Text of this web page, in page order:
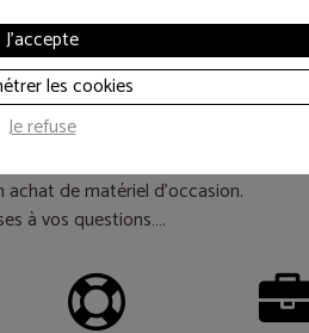
achat de matériel d’occasion.
à vos questions….
J'accepte
les cookies
Je refuse